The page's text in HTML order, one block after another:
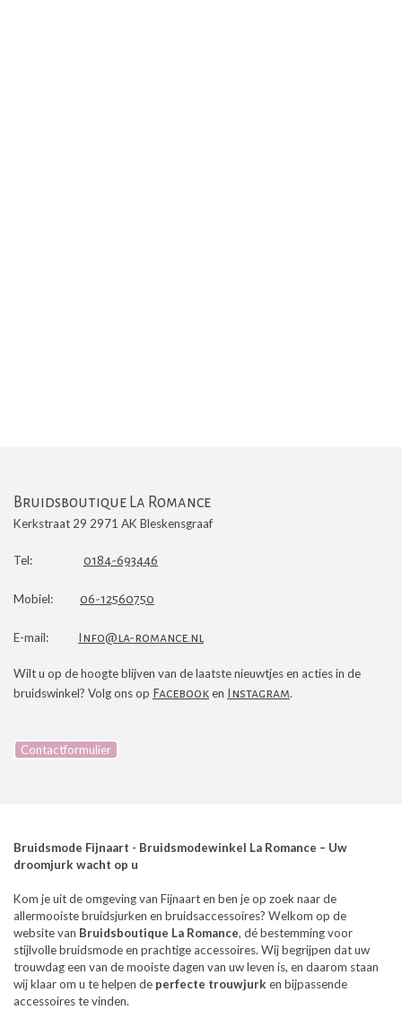
Bruidsboutique La Romance
Kerkstraat 29 2971 AK Bleskensgraaf
Tel: 0184-693446
Mobiel: 06-12560750
E-mail: Info@la-romance.nl
Wilt u op de hoogte blijven van de laatste nieuwtjes en acties in de
bruidswinkel? Volg ons op Facebooken Instagram.
Contactformulier
Bruidsmode Fijnaart - Bruidsmodewinkel La Romance – Uw
droomjurk wacht op u
Kom je uit de omgeving van Fijnaart en ben je op zoek naar de
allermooiste bruidsjurken en bruidsaccessoires? Welkom op de
website van Bruidsboutique La Romance, dé bestemming voor
stijlvolle bruidsmode en prachtige accessoires. Wij begrijpen dat uw
trouwdag een van de mooiste dagen van uw leven is, en daarom staan
wij klaar om u te helpen de perfecte trouwjurk en bijpassende
accessoires te vinden.